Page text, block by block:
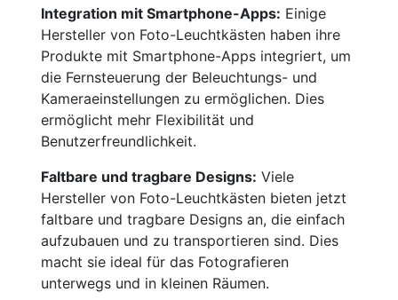
Integration mit Smartphone-Apps: Einige
Hersteller von Foto-Leuchtkästen haben ihre
Produkte mit Smartphone-Apps integriert, um
die Fernsteuerung der Beleuchtungs- und
Kameraeinstellungen zu ermöglichen. Dies
ermöglicht mehr Flexibilität und
Benutzerfreundlichkeit.
Faltbare und tragbare Designs: Viele
Hersteller von Foto-Leuchtkästen bieten jetzt
faltbare und tragbare Designs an, die einfach
aufzubauen und zu transportieren sind. Dies
macht sie ideal für das Fotografieren
unterwegs und in kleinen Räumen.